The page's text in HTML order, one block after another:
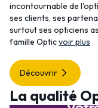
incontournable de
ses clients, ses
surtout ses opticiens
famille Opticvoir plus
Découvrir
La qualité